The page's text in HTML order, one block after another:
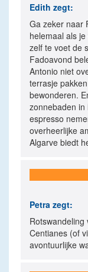
Edith zegt:
Ga zeker naar
helemaal als
zelf te voet de
Fadoavond
Antonio niet
terrasje
bewonderen.
zonnebaden in
espresso
overheerlijke
Algarve biedt
Petra zegt:
Centianes (of
avontuurlijke